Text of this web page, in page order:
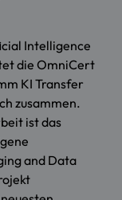
Intelligence
die OmniCert
KI Transfer
zusammen.
ist das
and Data